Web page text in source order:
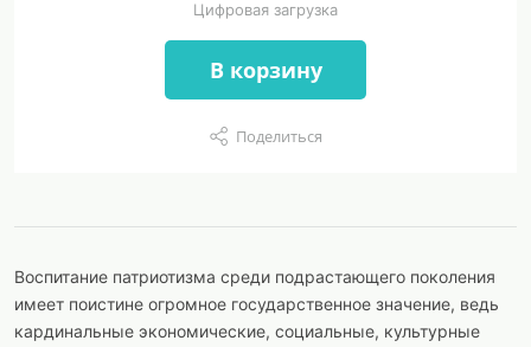
Цифровая загрузка
В корзину
Поделиться
Воспитание патриотизма среди подрастающего поколения
имеет поистине огромное государственное значение, ведь
кардинальные экономические, социальные, культурные